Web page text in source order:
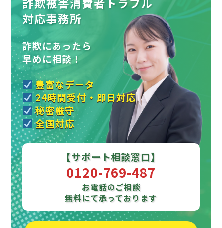
対応事務所
詐欺にあったら
早めに相談！
豊富なデータ
24時間受付・即日対応
秘密厳守
全国対応
【サポート相談窓口】
0120-769-487
お電話のご相談
無料にて承っております